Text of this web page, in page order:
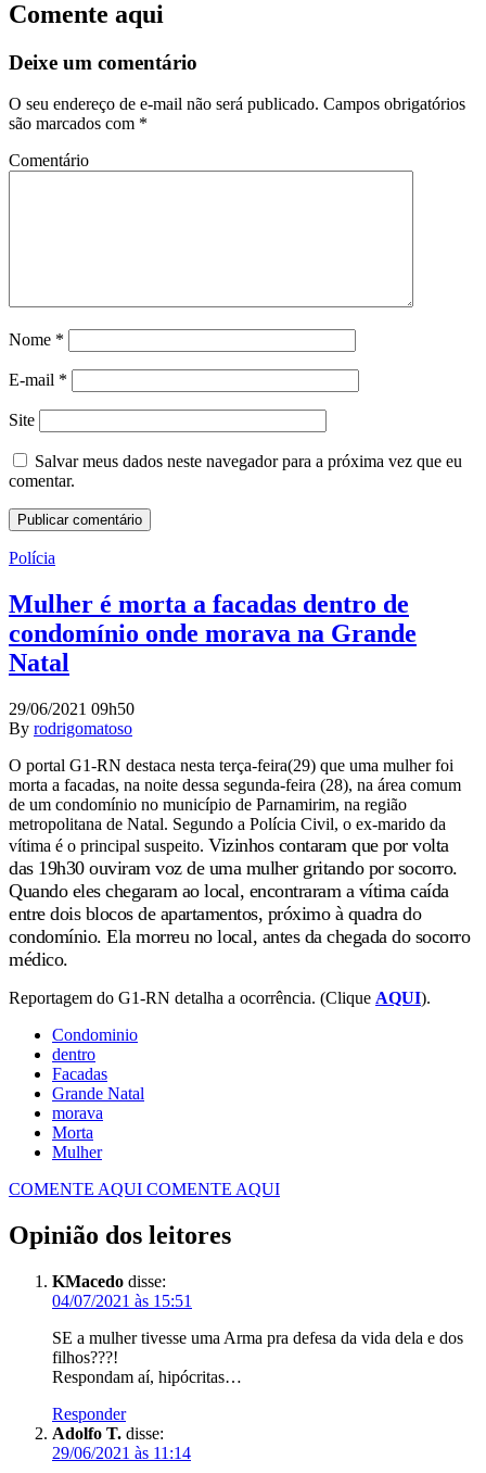
Comente aqui
Deixe um comentário
O seu endereço de e-mail não será publicado. Campos obrigatórios
são marcados com *
Comentário
Nome *
E-mail *
Site
Salvar meus dados neste navegador para a próxima vez que eu
comentar.
Polícia
Mulher é morta a facadas dentro de
condomínio onde morava na Grande
Natal
29/06/2021 09h50
By rodrigomatoso
O portal G1-RN destaca nesta terça-feira(29) que uma mulher foi
morta a facadas, na noite dessa segunda-feira (28), na área comum
de um condomínio no município de Parnamirim, na região
metropolitana de Natal. Segundo a Polícia Civil, o ex-marido da
vítima é o principal suspeito. Vizinhos contaram que por volta
das 19h30 ouviram voz de uma mulher gritando por socorro.
Quando eles chegaram ao local, encontraram a vítima caída
entre dois blocos de apartamentos, próximo à quadra do
condomínio. Ela morreu no local, antes da chegada do socorro
médico.
Reportagem do G1-RN detalha a ocorrência. (Clique AQUI).
Condominio
dentro
Facadas
morava
Morta
Mulher
COMENTE AQUI COMENTE AQUI
Opinião dos leitores
KMacedo disse:
04/07/2021 às 15:51
SE a mulher tivesse uma Arma pra defesa da vida dela e dos
filhos???!
Respondam aí, hipócritas…
Responder
Adolfo T. disse:
29/06/2021 às 11:14